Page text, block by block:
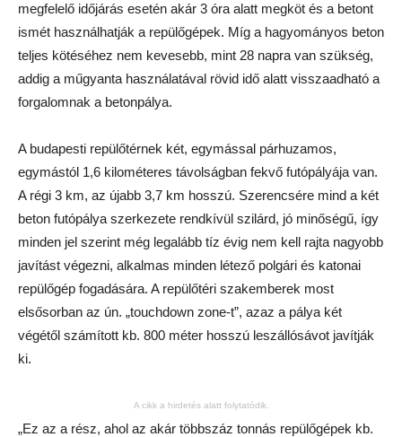
megfelelő időjárás esetén akár 3 óra alatt megköt és a betont
ismét használhatják a repülőgépek. Míg a hagyományos beton
teljes kötéséhez nem kevesebb, mint 28 napra van szükség,
addig a műgyanta használatával rövid idő alatt visszaadható a
forgalomnak a betonpálya.
A budapesti repülőtérnek két, egymással párhuzamos,
egymástól 1,6 kilométeres távolságban fekvő futópályája van.
A régi 3 km, az újabb 3,7 km hosszú. Szerencsére mind a két
beton futópálya szerkezete rendkívül szilárd, jó minőségű, így
minden jel szerint még legalább tíz évig nem kell rajta nagyobb
javítást végezni, alkalmas minden létező polgári és katonai
repülőgép fogadására. A repülőtéri szakemberek most
elsősorban az ún. „touchdown zone-t”, azaz a pálya két
végétől számított kb. 800 méter hosszú leszállósávot javítják
ki.
A cikk a hirdetés alatt folytatódik.
„Ez az a rész, ahol az akár többszáz tonnás repülőgépek kb.